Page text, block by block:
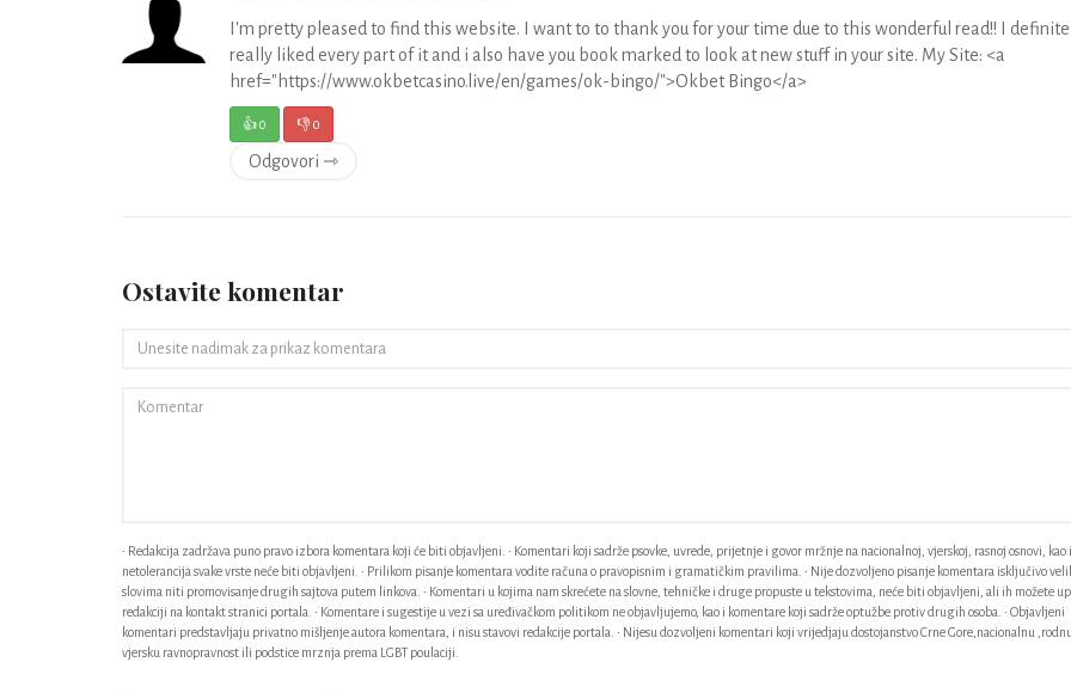
I'm pretty pleased to find this website. I want to to thank you for your time due to this wonderful read!! I
really liked every part of it and i also have you book marked to look at new stuff in your site. My Site: <a
href="https://www.okbetcasino.live/en/games/ok-bingo/">Okbet Bingo</a>
👍0 👎0
Odgovori ⇾
Ostavite komentar
• Redakcija zadržava puno pravo izbora komentara koji će biti objavljeni. • Komentari koji sadrže psovke, uvrede, prijetnje i govor mržnje na nacionalnoj, vjerskoj, rasnoj osnovi, kao i
netolerancija svake vrste neće biti objavljeni. • Prilikom pisanje komentara vodite računa o pravopisnim i gramatičkim pravilima. • Nije dozvoljeno pisanje komentara isključivo
slovima niti promovisanje drugih sajtova putem linkova. • Komentari u kojima nam skrećete na slovne, tehničke i druge propuste u tekstovima, neće biti objavljeni, ali ih možete
redakciji na kontakt stranici portala. • Komentare i sugestije u vezi sa uređivačkom politikom ne objavljujemo, kao i komentare koji sadrže optužbe protiv drugih osoba. • Objavljeni
komentari predstavljaju privatno mišljenje autora komentara, i nisu stavovi redakcije portala. • Nijesu dozvoljeni komentari koji vrijedjaju dostojanstvo Crne Gore,nacionalnu
vjersku ravnopravnost ili podstice mrznja prema LGBT poulaciji.